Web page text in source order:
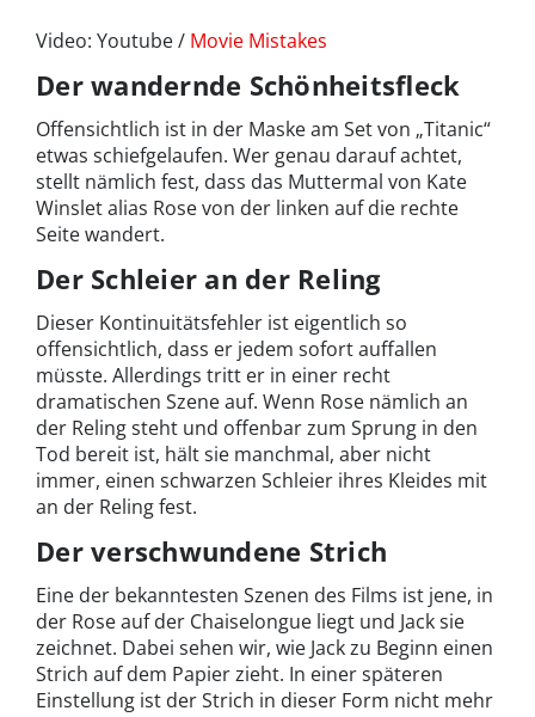
Video: Youtube / Movie Mistakes
Der wandernde Schönheitsfleck
Offensichtlich ist in der Maske am Set von „Titanic“
etwas schiefgelaufen. Wer genau darauf achtet,
stellt nämlich fest, dass das Muttermal von Kate
Winslet alias Rose von der linken auf die rechte
Seite wandert.
Der Schleier an der Reling
Dieser Kontinuitätsfehler ist eigentlich so
offensichtlich, dass er jedem sofort auffallen
müsste. Allerdings tritt er in einer recht
dramatischen Szene auf. Wenn Rose nämlich an
der Reling steht und offenbar zum Sprung in den
Tod bereit ist, hält sie manchmal, aber nicht
immer, einen schwarzen Schleier ihres Kleides mit
an der Reling fest.
Der verschwundene Strich
Eine der bekanntesten Szenen des Films ist jene, in
der Rose auf der Chaiselongue liegt und Jack sie
zeichnet. Dabei sehen wir, wie Jack zu Beginn einen
Strich auf dem Papier zieht. In einer späteren
Einstellung ist der Strich in dieser Form nicht mehr